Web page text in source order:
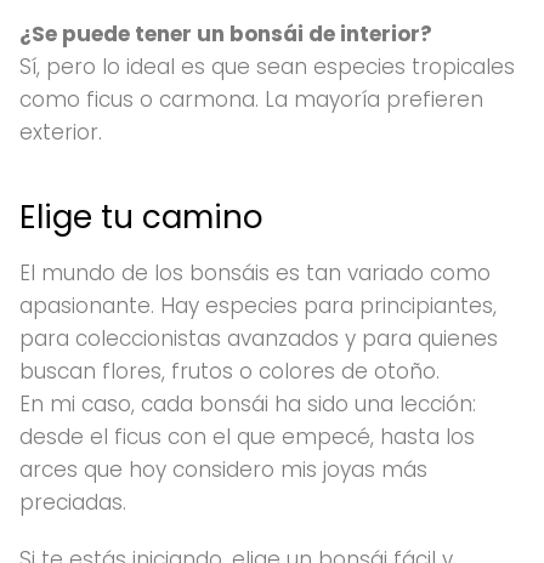
¿Se puede tener un bonsái de interior?
Sí, pero lo ideal es que sean especies tropicales
como ficus o carmona. La mayoría prefieren
exterior.
Elige tu camino
El mundo de los bonsáis es tan variado como
apasionante. Hay especies para principiantes,
para coleccionistas avanzados y para quienes
buscan flores, frutos o colores de otoño.
En mi caso, cada bonsái ha sido una lección:
desde el ficus con el que empecé, hasta los
arces que hoy considero mis joyas más
preciadas.